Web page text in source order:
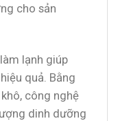
cho sản
lạnh giúp
quả. Bằng
công nghệ
dinh dưỡng